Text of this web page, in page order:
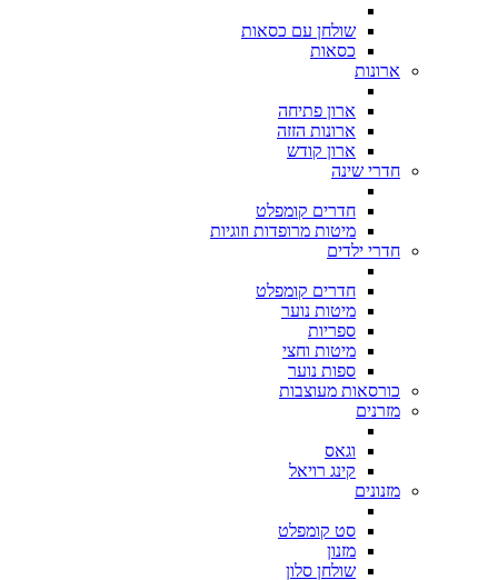
שולחן עם כסאות
כסאות
ארונות
ארון פתיחה
ארונות הזזה
ארון קודש
חדרי שינה
חדרים קומפלט
מיטות מרופדות וזוגיות
חדרי ילדים
חדרים קומפלט
מיטות נוער
ספריות
מיטות וחצי
ספות נוער
כורסאות מעוצבות
מזרנים
וגאס
קינג רויאל
מזנונים
סט קומפלט
מזנון
שולחן סלון